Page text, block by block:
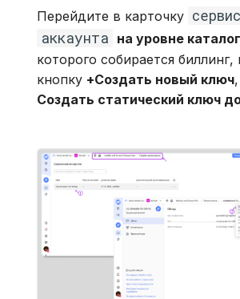
Перейдите в карточку
аккаунта на уровне
которого собирается
кнопку +Создать новый ключ
Создать статический ключ